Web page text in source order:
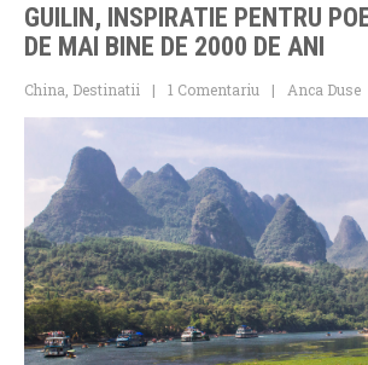
GUILIN, INSPIRATIE PENTRU
DE MAI BINE DE 2000 DE ANI
China Destinatii 1 Comentariu Anca Duse